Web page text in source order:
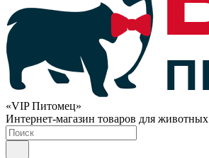
«VIP Питомец»
Интернет-магазин товаров для животных